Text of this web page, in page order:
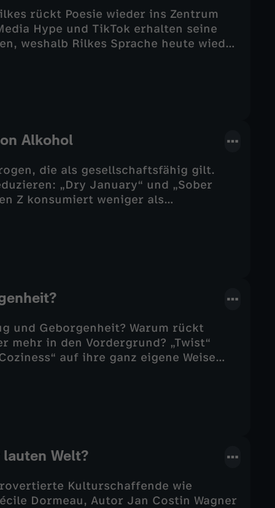
rückt Poesie wieder ins Zentrum
Hype und TikTok erhalten seine
weshalb Rilkes Sprache heute wieder
Alkohol
die als gesellschaftsfähig gilt.
„Dry January“ und „Sober
Z konsumiert weniger als
und Geborgenheit? Warum rückt
mehr in den Vordergrund? „Twist“
auf ihre ganz eigene Weise
Welt?
Kulturschaffende wie
Dormeau, Autor Jan Costin Wagner